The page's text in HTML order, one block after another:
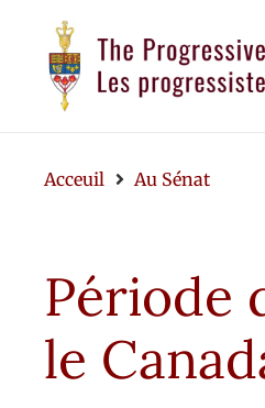
Acceuil Au Sénat
Période
le